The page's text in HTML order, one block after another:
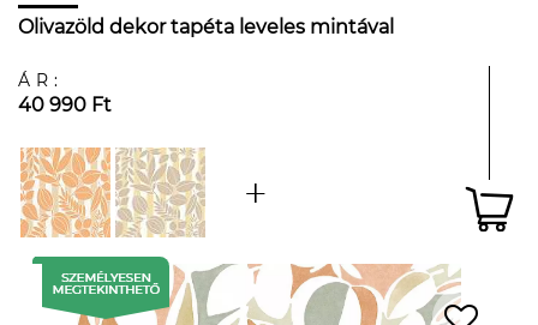
Olivazöld dekor tapéta leveles mintával
ÁR:
40 990 Ft